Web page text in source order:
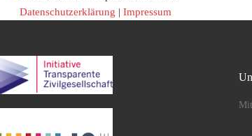
Datenschutzerklärung | Impressum